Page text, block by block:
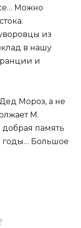
Можно
из
в нашу
и
Мороз, а не
М.
добрая память
годы… Большое